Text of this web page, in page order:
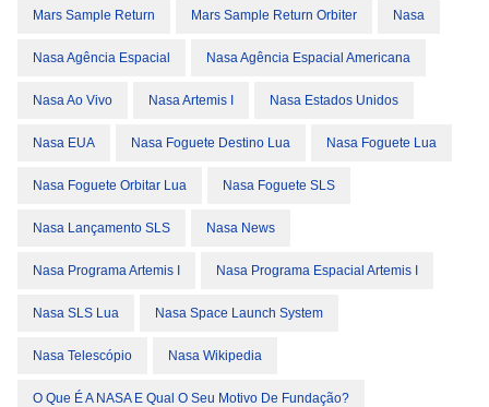
Mars Sample Return Mars Sample Return Orbiter Nasa
Nasa Agência Espacial Nasa Agência Espacial Americana
Nasa Ao Vivo Nasa Artemis I Nasa Estados Unidos
Nasa EUA Nasa Foguete Destino Lua Nasa Foguete Lua
Nasa Foguete Orbitar Lua Nasa Foguete SLS
Nasa Lançamento SLS Nasa News
Nasa Programa Artemis I Nasa Programa Espacial Artemis I
Nasa SLS Lua Nasa Space Launch System
Nasa Telescópio Nasa Wikipedia
O Que É A NASA E Qual O Seu Motivo De Fundação?